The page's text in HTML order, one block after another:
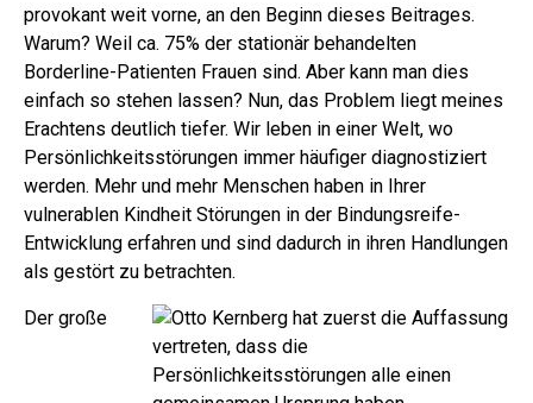
provokant weit vorne, an den Beginn dieses Beitrages.
Warum? Weil ca. 75% der stationär behandelten
Borderline-Patienten Frauen sind. Aber kann man dies
einfach so stehen lassen? Nun, das Problem liegt meines
Erachtens deutlich tiefer. Wir leben in einer Welt, wo
Persönlichkeitsstörungen immer häufiger diagnostiziert
werden. Mehr und mehr Menschen haben in Ihrer
vulnerablen Kindheit Störungen in der Bindungsreife-
Entwicklung erfahren und sind dadurch in ihren Handlungen
als gestört zu betrachten.
Der große